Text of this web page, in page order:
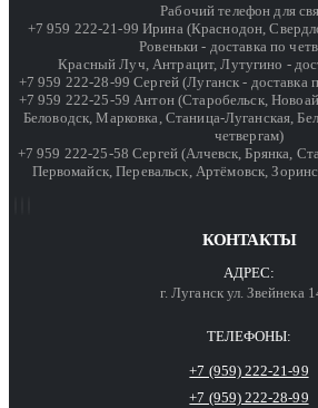
Рабочий телефон для
+7 959 222-21-99 Ирина (Краснодон,
Ровеньки - доставка по
Красный Луч, Антрацит, Лутугино -
+7 959 222-28-99 Сергей (Луганск - доставка
+7 959 222-25-59 Антон (Старобельск,
Беловодск, Марковка, Станица-Луганская,
четвергам)
+7 959 222-25-58 Сергей (Алчевск, Брянка,
Первомайск, Перевальск, Артёмовск,
КОНТАКТЫ
АДРЕС:
г. Луганск ул. Звейнека
ТЕЛЕФОНЫ:
+7 (959) 222-21-99
+7 (959) 222-28-99